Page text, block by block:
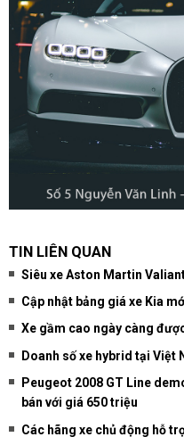
TIN LIÊN QUAN
Siêu xe Aston Martin
Cập nhật bảng giá xe Kia
Xe gầm cao ngày càng
Doanh số xe hybrid tại Việt
Peugeot 2008 GT Line
bán với giá 650 triệu
Các hãng xe chủ động hỗ